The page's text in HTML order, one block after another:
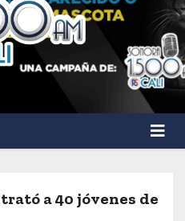
a 40 jóvenes de